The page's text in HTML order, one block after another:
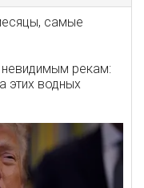
самые
невидимым рекам:
этих водных